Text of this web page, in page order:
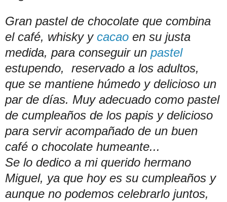
Gran pastel de chocolate que combina
el café, whisky y cacao en su justa
medida, para conseguir un pastel
estupendo, reservado a los adultos,
que se mantiene húmedo y delicioso un
par de días. Muy adecuado como pastel
de cumpleaños de los papis y delicioso
para servir acompañado de un buen
café o chocolate humeante...
Se lo dedico a mi querido hermano
Miguel, ya que hoy es su cumpleaños y
aunque no podemos celebrarlo juntos,